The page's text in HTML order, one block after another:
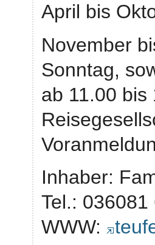
April bis
November
Sonntag,
ab 11.00 bis
Inhaber:
Tel.: 036081
WWW: